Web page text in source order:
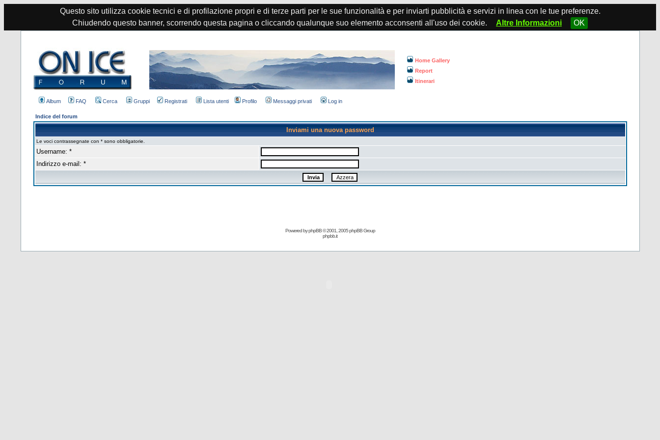
Questo sito utilizza cookie tecnici e di profilazione propri e di terze parti per le sue funzionalità e per inviarti pubblicità e servizi in linea con le tue preferenze.
Chiudendo questo banner, scorrendo questa pagina o cliccando qualunque suo elemento acconsenti all'uso dei cookie.
Altre Informazioni OK
Home Gallery
Report
Itinerari
Album FAQ Cerca Gruppi Registrati Lista utenti Profilo Messaggi privati Log in
Indice del forum
Inviami una nuova password
Le voci contrassegnate con * sono obbligatorie.
Username: *
Indirizzo e-mail: *
Powered byphpBB© 2001, 2005 phpBB Group
phpbb.it